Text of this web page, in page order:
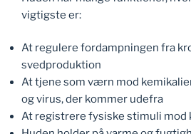
vigtigste er:
At regulere fordampningen fra
svedproduktion
At tjene som værn mod
og virus, der kommer udefra
At registrere fysiske stimuli mod